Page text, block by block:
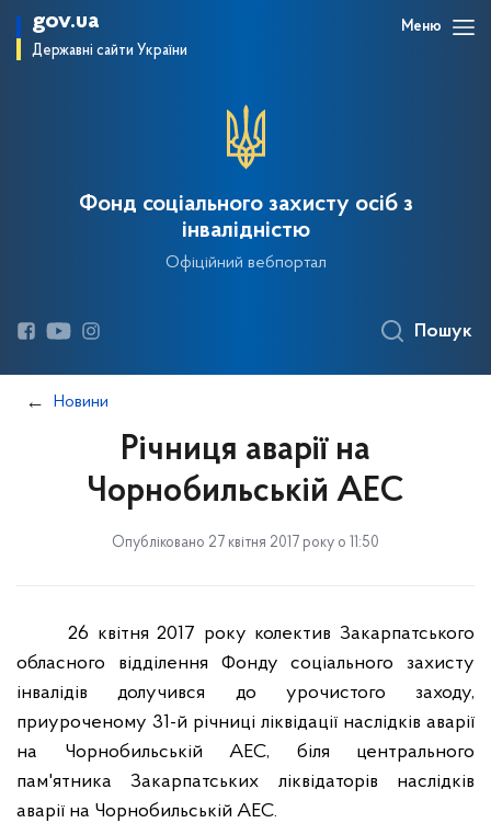
gov.ua
Державні сайти України
Меню
Фонд соціального захисту осіб з
інвалідністю
Офіційний вебпортал
Пошук
Новини
Річниця аварії на
Чорнобильській АЕС
Опубліковано 27 квітня 2017 року о 11:50
26 квітня 2017 року колектив Закарпатського
обласного відділення Фонду соціального захисту
інвалідів долучився до урочистого заходу,
приуроченому 31-й річниці ліквідації наслідків аварії
на Чорнобильській АЕС, біля центрального
пам'ятника Закарпатських ліквідаторів наслідків
аварії на Чорнобильській АЕС.